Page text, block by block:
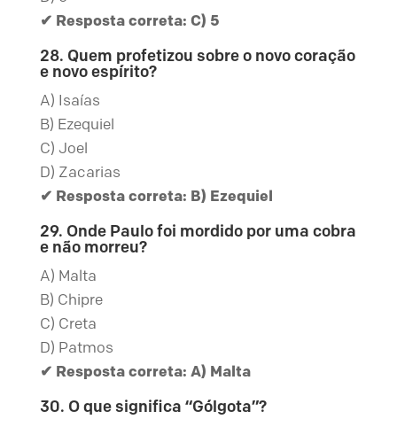
✔ Resposta correta: C) 5
28. Quem profetizou sobre o novo coração
e novo espírito?
A) Isaías
B) Ezequiel
C) Joel
D) Zacarias
✔ Resposta correta: B) Ezequiel
29. Onde Paulo foi mordido por uma cobra
e não morreu?
A) Malta
B) Chipre
C) Creta
D) Patmos
✔ Resposta correta: A) Malta
30. O que significa “Gólgota”?